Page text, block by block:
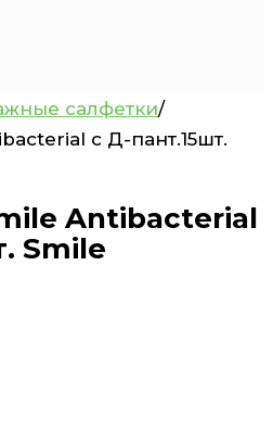
салфетки/
с Д-пант.15шт.
Antibacterial
Smile